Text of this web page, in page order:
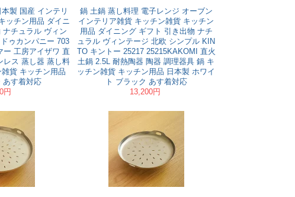
製 国産 インテリ
ッチン用品 ダイニ
チュラル ヴィン
ゥカンパニー 703
ー 工房アイザワ 直
レス 蒸し器 蒸し料
貨 キッチン用品
あす着対応
円
鍋 土鍋 蒸し料理 電子レンジ オーブン
インテリア雑貨 キッチン雑貨 キッチン
用品 ダイニング ギフト 引き出物 ナチ
ュラル ヴィンテージ 北欧 シンプル KIN
TO キントー 25217 25215KAKOMI 直火
土鍋 2.5L 耐熱陶器 陶器 調理器具 鍋 キ
ッチン雑貨 キッチン用品 日本製 ホワイ
ト ブラック あす着対応
13,200円